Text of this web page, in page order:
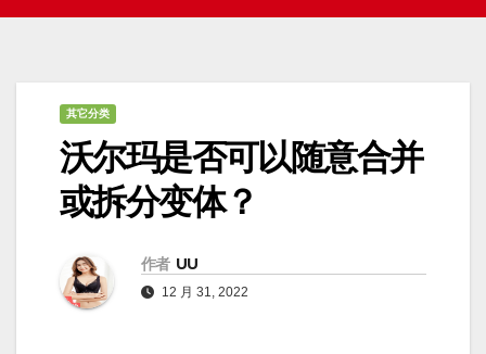
其它分类
沃尔玛是否可以随意合并
或拆分变体？
作者 UU
12 月 31, 2022